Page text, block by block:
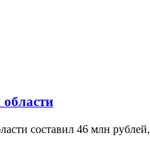
составил 46 млн